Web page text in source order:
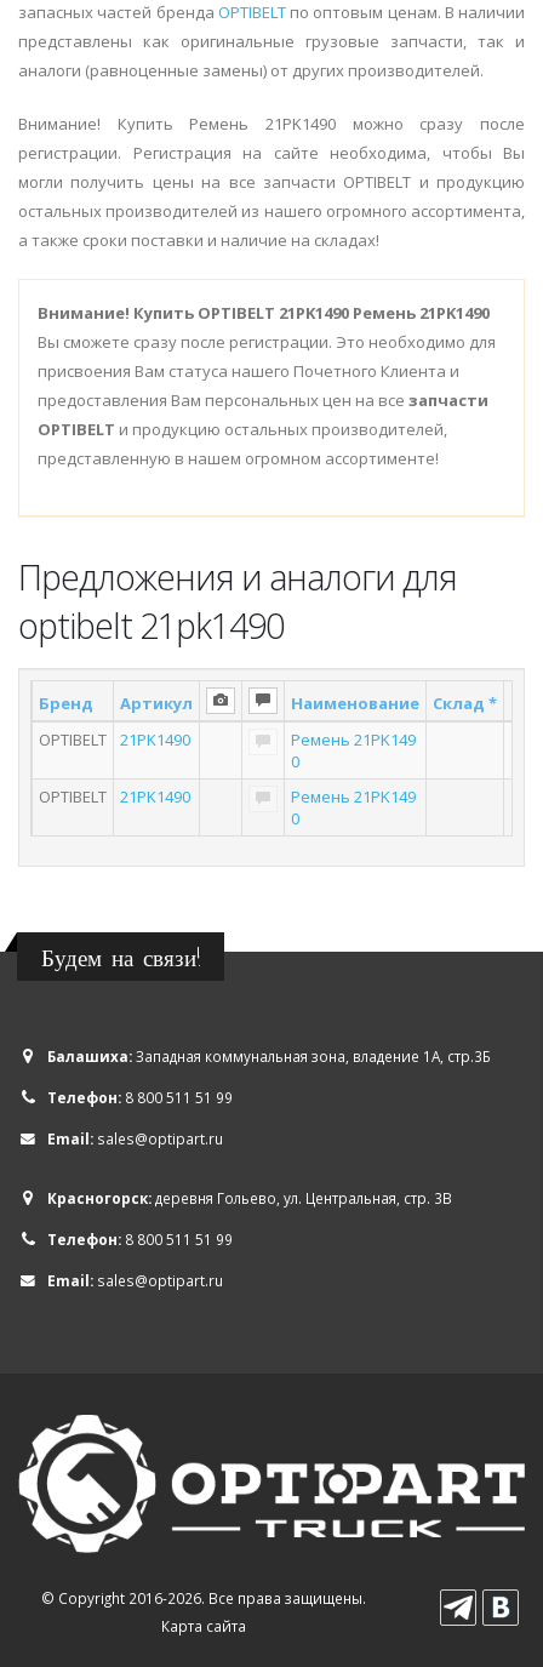
запасных частей бренда OPTIBELTпо оптовым ценам. В наличии
представлены как оригинальные грузовые запчасти, так и
аналоги (равноценные замены) от других производителей.
Внимание! Купить Ремень 21PK1490 можно сразу после
регистрации. Регистрация на сайте необходима, чтобы Вы
могли получить цены на все запчасти OPTIBELT и продукцию
остальных производителей из нашего огромного ассортимента,
а также сроки поставки и наличие на складах!
Внимание! Купить OPTIBELT 21PK1490 Ремень 21PK1490
Вы сможете сразу после регистрации. Это необходимо для
присвоения Вам статуса нашего Почетного Клиента и
предоставления Вам персональных цен на все запчасти
OPTIBELT и продукцию остальных производителей,
представленную в нашем огромном ассортименте!
Предложения и аналоги для
optibelt 21pk1490
Бренд Артикул Наименование Склад *
OPTIBELT
21PK1490
Ремень 21PK149
0
OPTIBELT
21PK1490
Ремень 21PK149
0
Будем на связи!
Балашиха:Западная коммунальная зона, владение 1А, стр.3Б
Телефон: 8 800 511 51 99
Email: sales@optipart.ru
Красногорск:деревня Гольево, ул. Центральная, стр. 3В
Телефон: 8 800 511 51 99
Email: sales@optipart.ru
© Copyright 2016-2026. Все права защищены.
Карта сайта